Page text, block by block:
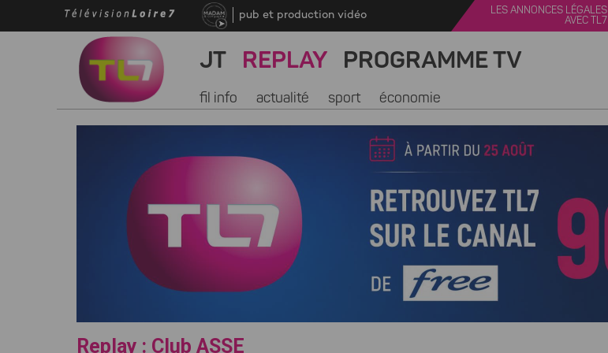
pub et production vidéo
LES ANNONCES LÉGALES
AVEC TL7
JT REPLAY PROGRAMME TV
fil info actualité sport économie
Replay : Club ASSE